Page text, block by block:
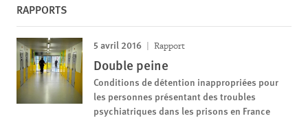
RAPPORTS
5 avril 2016 Rapport
Double peine
Conditions de détention inappropriées pour
les personnes présentant des troubles
psychiatriques dans les prisons en France